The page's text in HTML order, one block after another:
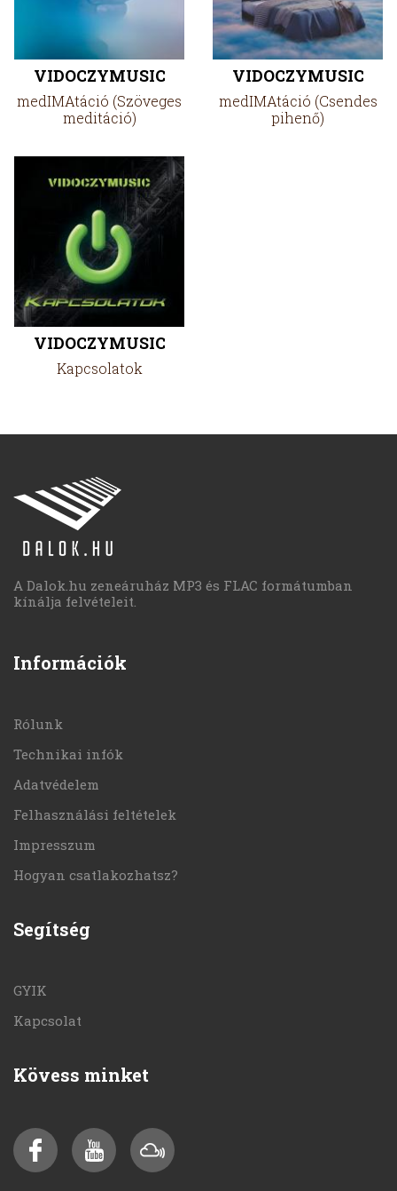
VIDOCZYMUSIC
medIMAtáció (Szöveges
meditáció)
VIDOCZYMUSIC
medIMAtáció (Csendes
pihenő)
VIDOCZYMUSIC
Kapcsolatok
A Dalok.hu zeneáruház MP3 és FLAC formátumban
kínálja felvételeit.
Információk
Rólunk
Technikai infók
Adatvédelem
Felhasználási feltételek
Impresszum
Hogyan csatlakozhatsz?
Segítség
GYIK
Kapcsolat
Kövess minket